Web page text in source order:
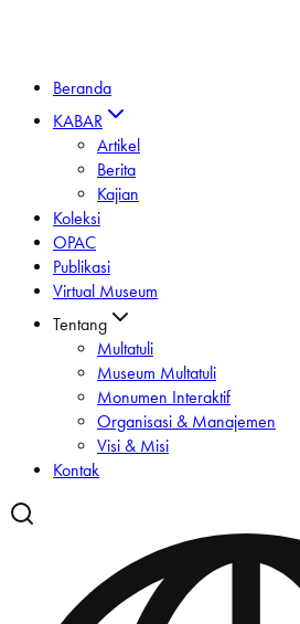
Beranda
KABAR
Artikel
Berita
Kajian
Koleksi
OPAC
Publikasi
Virtual Museum
Tentang
Multatuli
Museum Multatuli
Monumen Interaktif
Organisasi & Manajemen
Visi & Misi
Kontak